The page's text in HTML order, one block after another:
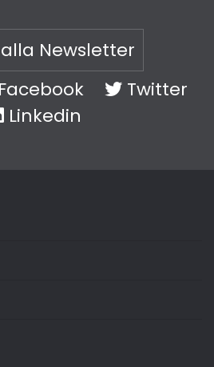
Newsletter
Twitter
Linkedin